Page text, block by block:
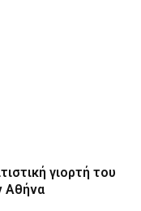
γιορτή του
Αθήνα